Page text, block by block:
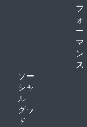
フ
ォ
ー
マ
ン
ス
ソー
シャ
ル
グッ
ド